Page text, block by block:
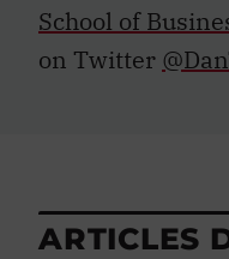
School of
on Twitter
ARTICLES